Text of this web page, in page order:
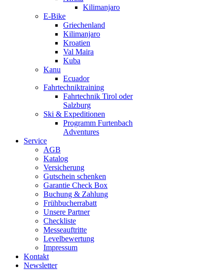
Kilimanjaro
E-Bike
Griechenland
Kilimanjaro
Kroatien
Val Maira
Kuba
Kanu
Ecuador
Fahrtechniktraining
Fahrtechnik Tirol oder
Salzburg
Ski & Expeditionen
Programm Furtenbach
Adventures
Service
AGB
Katalog
Versicherung
Gutschein schenken
Garantie Check Box
Buchung & Zahlung
Frühbucherrabatt
Unsere Partner
Checkliste
Messeauftritte
Levelbewertung
Impressum
Kontakt
Newsletter